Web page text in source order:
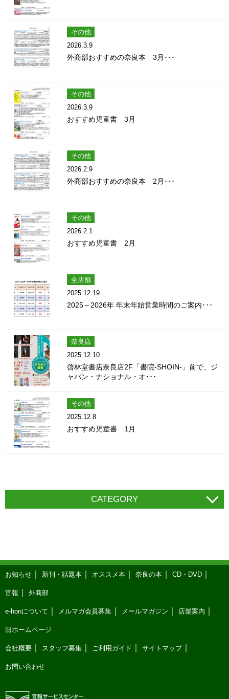
その他
2026.3.9
外商部おすすめの奈良本 3月･･･
その他
2026.3.9
おすすめ児童書 3月
その他
2026.2.9
外商部おすすめの奈良本 2月･･･
その他
2026.2.1
おすすめ児童書 2月
全店舗
2025.12.19
2025～2026年 年末年始営業時間のご案内･･･
奈良店
2025.12.10
啓林堂書店奈良店2F「書院-SHOIN-」前で、ジ
ャパン・ナショナル・オ･･･
その他
2025.12.8
おすすめ児童書 1月
CATEGORY
お知らせ 新刊・話題本 オススメ本 奈良の本 CD・DVD
官報 外商部
e-honについて メルマガ会員募集 メールマガジン 店舗案内
旧ホームページ
会社概要 スタッフ募集 ご利用ガイド サイトマップ
お問い合わせ